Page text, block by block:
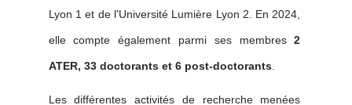
Lyon 1 et de l'Université Lumière Lyon 2. En 2024,
elle compte également parmi ses membres2
ATER, 33 doctorants et 6 post-doctorants.
Les différentes activités de recherche menées